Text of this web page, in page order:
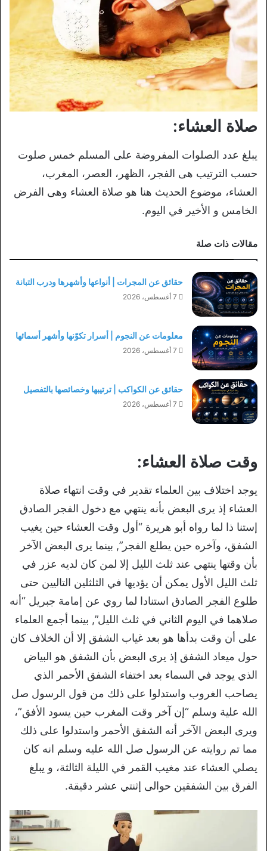
صلاة العشاء:
يبلغ عدد الصلوات المفروضة على المسلم خمس صلوت
حسب الترتيب هى الفجر، الظهر، العصر، المغرب،
العشاء، موضوع الحديث هنا هو صلاة العشاء وهى الفرض
الخامس و الأخير في اليوم.
مقالات ذات صلة
حقائق عن المجرات | أنواعها وأشهرها ودرب التبانة
7 أغسطس، 2026
معلومات عن النجوم | أسرار تكوّنها وأشهر أسمائها
7 أغسطس، 2026
حقائق عن الكواكب | ترتيبها وخصائصها بالتفصيل
7 أغسطس، 2026
وقت صلاة العشاء:
يوجد اختلاف بين العلماء تقدير في وقت انتهاء صلاة
العشاء إذ يرى البعض بأنه ينتهي مع دخول الفجر الصادق
إستنا ذا لما رواه أبو هريرة “أول وقت العشاء حين يغيب
الشفق، وآخره حين يطلع الفجر”, بينما يرى البعض الآخر
بأن وقتها ينتهي عند ثلث الليل إلا لمن كان لديه عزر في
ثلث الليل الأول يمكن أن يؤديها في الثلثلين التاليين حتى
طلوع الفجر الصادق استنادا لما روي عن إمامة جبريل “أنه
صلاهما في اليوم الثاني في ثلث الليل”, بينما أجمع العلماء
على أن وقت بدأها هو بعد غياب الشفق إلا أن الخلاف كان
حول ميعاد الشفق إذ يرى البعض بأن الشفق هو البياض
الذي يوجد في السماء بعد اختفاء الشفق الأحمر الذي
يصاحب الغروب واستدلوا على ذلك من قول الرسول صل
الله علية وسلم “إن آخر وقت المغرب حين يسود الأفق”،
ويرى البعض الآخر أنه الشفق الأحمر واستدلوا على ذلك
مما تم روايته عن الرسول صل الله عليه وسلم انه كان
يصلي العشاء عند مغيب القمر في الليلة الثالثة، و يبلغ
الفرق بين الشفقين حوالى إثنتي عشر دقيقة.